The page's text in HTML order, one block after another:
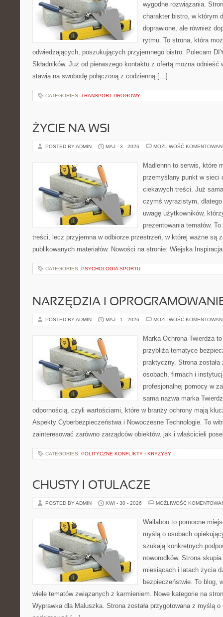
wygodne rozwiązania.
charakter bistro, w którym
doprawione, ale również
rytmu. To strona, która
odwiedzających, poszukujących przyjemnego bistro. Polecam
Składników. Już od pierwszego kontaktu z ofertą można odnieść
stawia na swobodę połączoną z codzienną […]
CATEGORIES: TRANSPORT DROGOWY
ŻYCIE NA WSI
POSTED BY ADMIN MAJ - 3 - 2026 MOŻLIWOŚĆ
Madlennn to serwis, które
przemyślany punkt w sieci
ciekawych treści. Już
czymś wyrazistym,
uwagę użytkowników,
prezentowania tematów.
treści, lecz przyjemna w odbiorze przestrzeń, w której ważne są
publikowanych materiałów. Nowości na stronie: Wiejska
CATEGORIES: PSYCHOLOGIA SPORTU
NARZĘDZIA I
POSTED BY ADMIN MAJ - 1 - 2026 MOŻLIWOŚĆ
Marka Ochrona Twierdza
przybliża tematyce
praktyczny. Strona
osobach, firmach i
profesjonalnej pomocy w
sama nazwa marka
odpornością, czyli wartościami, które w branży ochrony mają
Aspekty Cyberbezpieczeństwa i Nowoczesne Technologie. To
zainteresować zarówno zarządców obiektów, jak i właścicieli
CATEGORIES: POLITYCZNE KONFLIKTY I KRYZYSY
CHUSTY I OTULACZE
POSTED BY ADMIN KWI - 30 - 2026 MOŻLIWOŚĆ
Wallaboo to pomocne
myślą o osobach
szukają konkretnych
noworodków. Strona
miesiącach i latach życia
bezpieczeństwie. To blog,
wiele tematów związanych z karmieniem. Nowe kategorie na
Wyprawka dla Maluszka. Strona została przygotowana z myślą